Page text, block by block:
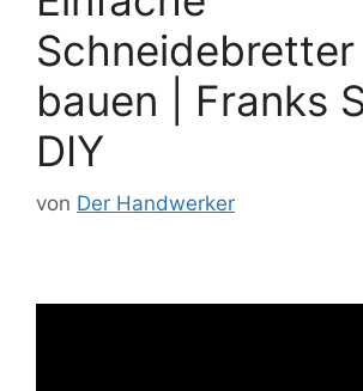
bauen | Franks
DIY
von Der Handwerker